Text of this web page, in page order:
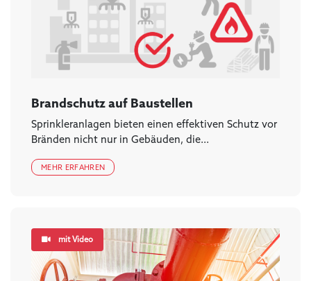
Brandschutz auf Baustellen
Sprinkleranlagen bieten einen effektiven Schutz vor
Bränden nicht nur in Gebäuden, die...
MEHR ERFAHREN
mit Video